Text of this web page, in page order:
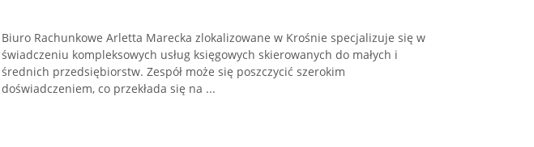
Biuro Rachunkowe Arletta Marecka zlokalizowane w Krośnie specjalizuje się w
świadczeniu kompleksowych usług księgowych skierowanych do małych i
średnich przedsiębiorstw. Zespół może się poszczycić szerokim
doświadczeniem, co przekłada się na ...